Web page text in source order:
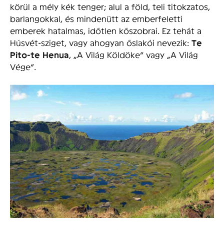
körül a mély kék tenger; alul a föld, teli titokzatos,
barlangokkal, és mindenütt az emberfeletti
emberek hatalmas, időtlen kőszobrai. Ez tehát a
Húsvét-sziget, vagy ahogyan őslakói nevezik: Te
Pito-te Henua, „A Világ Köldöke” vagy „A Világ
Vége”.